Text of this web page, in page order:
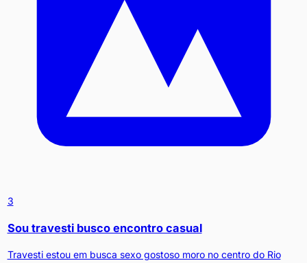
3
Sou travesti busco encontro casual
Travesti estou em busca sexo gostoso moro no centro do Rio